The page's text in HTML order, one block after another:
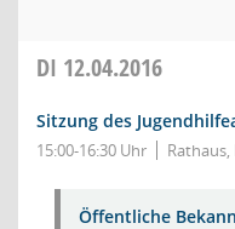
DI 12.04.2016
Sitzung des
15:00-16:30 Uhr
Öffentliche